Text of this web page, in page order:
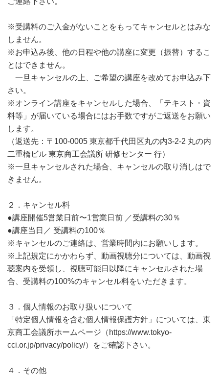
※受講料のご入金がないことをもってキャンセルとはみな
しません。
※お申込み後、他の日程や他の講座に変更（振替）するこ
とはできません。
一旦キャンセルの上、ご希望の講座を改めてお申込み下
さい。
※オンライン講座をキャンセルした場合、「テキスト・資
料等」が届いている場合にはお手数ですがご返送をお願い
します。
（返送先：〒100-0005 東京都千代田区丸の内3-2-2 丸の内
二重橋ビル 東京商工会議所 研修センター 行）
※一旦キャンセルされた場合、キャンセルの取り消しはで
きません。
２．キャンセル料
●講座開催5営業日前〜1営業日前 ／受講料の30％
●講座当日／ 受講料の100％
※キャンセルのご連絡は、営業時間内にお願いします。
※上記規定にかかわらず、動画視聴分については、動画視
聴案内を受領し、視聴可能日以降にキャンセルされた場
合、受講料の100%のキャンセル料をいただきます。
３．個人情報のお取り扱いについて
「特定個人情報を含む個人情報保護方針」については、東
京商工会議所ホームページ（https://www.tokyo-
cci.or.jp/privacy/policy/）をご確認下さい。
４．その他